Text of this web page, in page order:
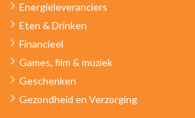
Energieleveranciers
Eten & Drinken
Financieel
Games, film & muziek
Geschenken
Gezondheid en Verzorging